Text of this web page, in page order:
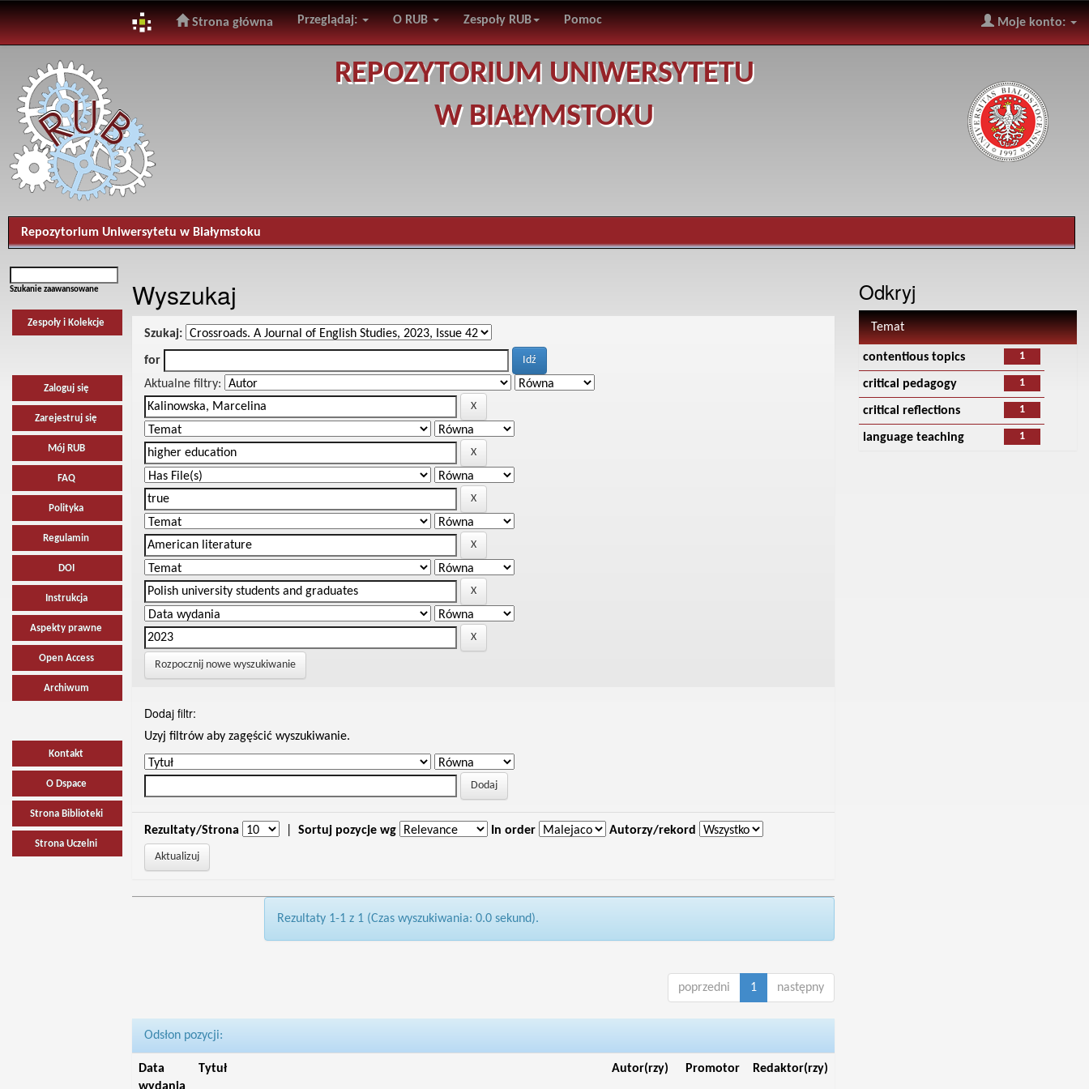
navigation
Strona główna Przeglądaj: O RUB Zespoły RUB Pomoc Moje konto:
REPOZYTORIUM UNIWERSYTETU
W BIAŁYMSTOKU
Repozytorium Uniwersytetu w Białymstoku
Szukanie zaawansowane
Zespoły i Kolekcje
Zaloguj się
Zarejestruj się
Mój RUB
FAQ
Polityka
Regulamin
DOI
Instrukcja
Aspekty prawne
Open Access
Archiwum
Kontakt
O Dspace
Strona Biblioteki
Strona Uczelni
Wyszukaj
Szukaj:
for
Aktualne filtry:
Rozpocznij nowe wyszukiwanie
Dodaj filtr:
Uzyj filtrów aby zagęścić wyszukiwanie.
Rezultaty/Strona Sortuj pozycje wg In order Autorzy/rekord
Rezultaty 1-1 z 1 (Czas wyszukiwania: 0.0 sekund).
poprzedni 1 następny
Odsłon pozycji:
Data
Tytuł Autor(rzy) Promotor Redaktor(rzy)
Odkryj
Temat
1
contentious topics
1
critical pedagogy
1
critical reflections
1
language teaching